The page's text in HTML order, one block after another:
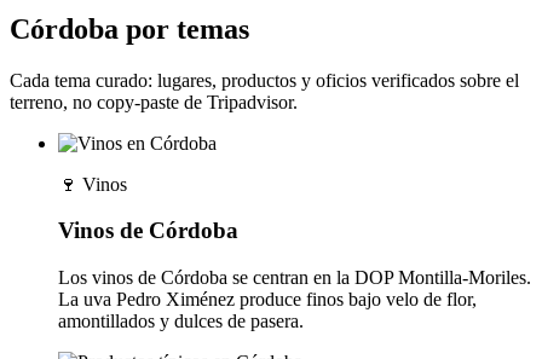
Córdoba por temas
Cada tema curado: lugares, productos y oficios verificados sobre el
terreno, no copy-paste de Tripadvisor.
🍷 Vinos
Vinos de Córdoba
Los vinos de Córdoba se centran en la DOP Montilla-Moriles.
La uva Pedro Ximénez produce finos bajo velo de flor,
amontillados y dulces de pasera.